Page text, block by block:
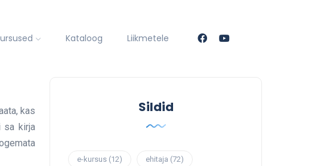
Kataloog Liikmetele
kas
sa kirja
Sildid
e-kursus (12) ehitaja (72)